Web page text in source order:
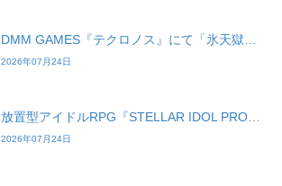
DMM GAMES『テクロノス』にて「氷天獄…
2026年07月24日
放置型アイドルRPG『STELLAR IDOL PRO…
2026年07月24日